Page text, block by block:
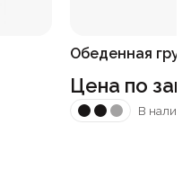
Обеденная
Цена по
В